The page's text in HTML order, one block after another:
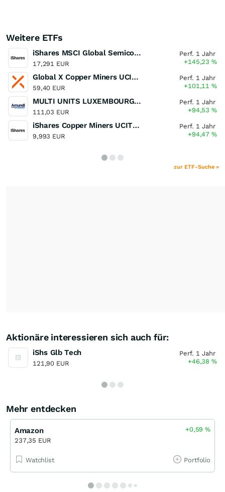
Weitere ETFs
iShares MSCI Global Semiconductors UCITS ETF USD (Acc)
17,291 EUR
Perf. 1 Jahr
+145,23%
Global X Copper Miners UCITS ETF USD Acc
59,40 EUR
Perf. 1 Jahr
+101,11%
MULTI UNITS LUXEMBOURG - Lyxor MSCI Semiconductors ESG Filtered
111,03 EUR
Perf. 1 Jahr
+94,53%
iShares Copper Miners UCITS ETF
9,993 EUR
Perf. 1 Jahr
+94,47%
zur ETF-Suche »
Aktionäre interessieren sich auch für:
iShs Glb Tech
121,90 EUR
Perf. 1 Jahr
+46,38%
Mehr entdecken
Amazon
237,35 EUR
+0,59%
Watchlist Portfolio